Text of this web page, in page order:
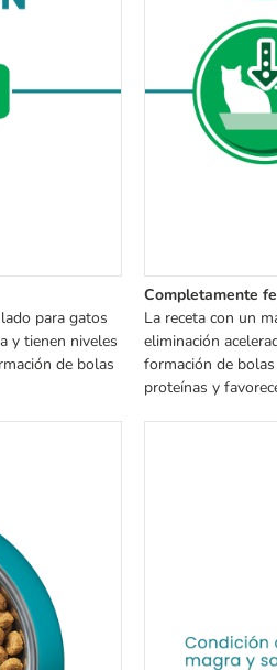
para gatos
y tienen niveles
de bolas
Completamente
La receta con un
eliminación
formación de
proteínas y